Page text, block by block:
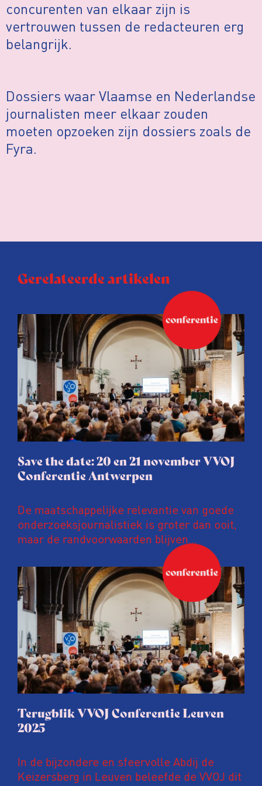
concurenten van elkaar zijn is
vertrouwen tussen de redacteuren erg
belangrijk.
Dossiers waar Vlaamse en Nederlandse
journalisten meer elkaar zouden
moeten opzoeken zijn dossiers zoals de
Fyra.
Gerelateerde artikelen
Save the date: 20 en 21 november VVOJ
Conferentie Antwerpen
De maatschappelijke relevantie van goede
onderzoeksjournalistiek is groter dan ooit,
maar de randvoorwaarden blijven
kwetsbaar. Tijdens de komende VVOJ
Conferentie duiken we in De
ongemakkelijke werkelijkheid: een eerlijke
en urgente blik op de staat van ons vak.
Terugblik VVOJ Conferentie Leuven
2025
In de bijzondere en sfeervolle Abdij de
Keizersberg in Leuven beleefde de VVOJ dit